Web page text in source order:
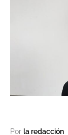
Por la redacción